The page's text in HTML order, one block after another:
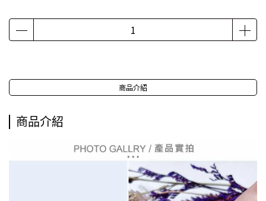
商品介紹
商品介紹